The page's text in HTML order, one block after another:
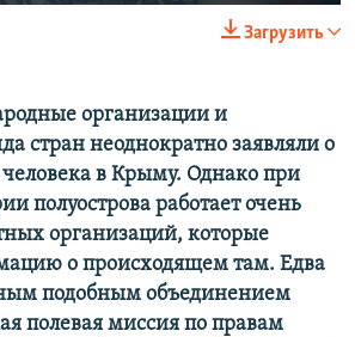
Загрузить
организации и
стран неоднократно заявляли о
в Крыму. Однако при
полуострова работает очень
организаций, которые
о происходящем там. Едва
подобным объединением
полевая миссия по правам